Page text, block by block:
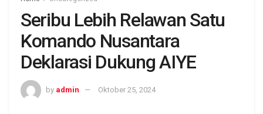
Seribu Lebih Relawan Satu
Komando Nusantara
Deklarasi Dukung AIYE
by admin Oktober 25, 2024